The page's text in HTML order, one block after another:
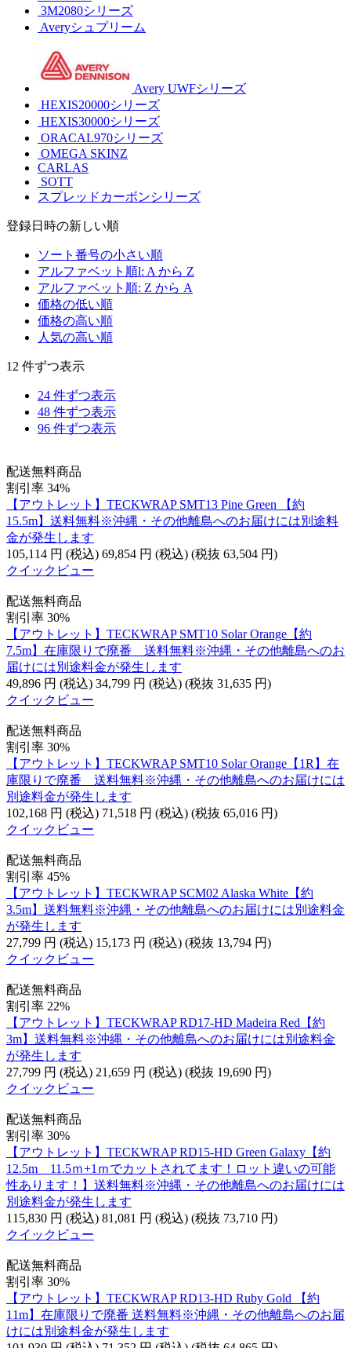
3M2080シリーズ
Averyシュプリーム
Avery UWFシリーズ
HEXIS20000シリーズ
HEXIS30000シリーズ
ORACAL970シリーズ
OMEGA SKINZ
CARLAS
SOTT
スプレッドカーボンシリーズ
登録日時の新しい順
ソート番号の小さい順
アルファベット順l: A から Z
アルファベット順: Z から A
価格の低い順
価格の高い順
人気の高い順
12 件ずつ表示
24 件ずつ表示
48 件ずつ表示
96 件ずつ表示
配送無料商品
割引率 34%
【アウトレット】TECKWRAP SMT13 Pine Green 【約
15.5m】送料無料※沖縄・その他離島へのお届けには別途料
金が発生します
105,114 円 (税込) 69,854 円 (税込) (税抜 63,504 円)
クイックビュー
配送無料商品
割引率 30%
【アウトレット】TECKWRAP SMT10 Solar Orange【約
7.5m】在庫限りで廃番 送料無料※沖縄・その他離島へのお
届けには別途料金が発生します
49,896 円 (税込) 34,799 円 (税込) (税抜 31,635 円)
クイックビュー
配送無料商品
割引率 30%
【アウトレット】TECKWRAP SMT10 Solar Orange【1R】在
庫限りで廃番 送料無料※沖縄・その他離島へのお届けには
別途料金が発生します
102,168 円 (税込) 71,518 円 (税込) (税抜 65,016 円)
クイックビュー
配送無料商品
割引率 45%
【アウトレット】TECKWRAP SCM02 Alaska White【約
3.5m】送料無料※沖縄・その他離島へのお届けには別途料金
が発生します
27,799 円 (税込) 15,173 円 (税込) (税抜 13,794 円)
クイックビュー
配送無料商品
割引率 22%
【アウトレット】TECKWRAP RD17-HD Madeira Red【約
3m】送料無料※沖縄・その他離島へのお届けには別途料金
が発生します
27,799 円 (税込) 21,659 円 (税込) (税抜 19,690 円)
クイックビュー
配送無料商品
割引率 30%
【アウトレット】TECKWRAP RD15-HD Green Galaxy【約
12.5m 11.5ｍ+1ｍでカットされてます！ロット違いの可能
性あります！】送料無料※沖縄・その他離島へのお届けには
別途料金が発生します
115,830 円 (税込) 81,081 円 (税込) (税抜 73,710 円)
クイックビュー
配送無料商品
割引率 30%
【アウトレット】TECKWRAP RD13-HD Ruby Gold 【約
11m】在庫限りで廃番 送料無料※沖縄・その他離島へのお届
けには別途料金が発生します